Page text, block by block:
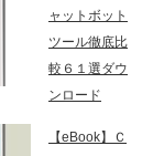
ャットボット
ツール徹底比
較６１選ダウ
ンロード
【eBook】Ｃ